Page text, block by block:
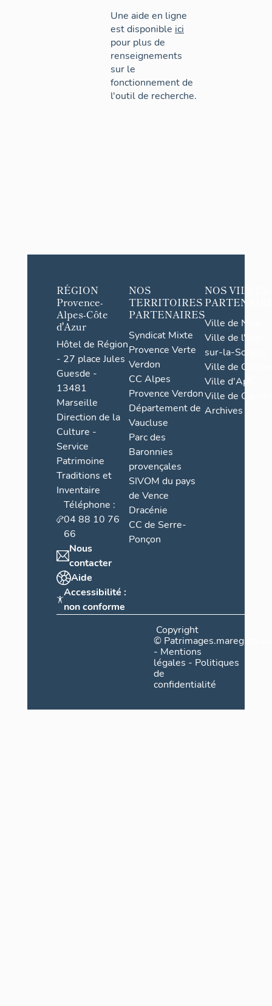
Une aide en ligne
est disponible ici
pour plus de
renseignements
sur le
fonctionnement de
l'outil de recherche.
RÉGION
Provence-
Alpes-Côte
d'Azur
Hôtel de Région
- 27 place Jules
Guesde -
13481
Marseille
Direction de la
Culture -
Service
Patrimoine
Traditions et
Inventaire
Téléphone :
04 88 10 76
66
Nous
contacter
Aide
Accessibilité :
non conforme
NOS
TERRITOIRES
PARTENAIRES
Syndicat Mixte
Provence Verte
Verdon
CC Alpes
Provence Verdon
Département de
Vaucluse
Parc des
Baronnies
provençales
SIVOM du pays
de Vence
Dracénie
CC de Serre-
Ponçon
NOS VILLES
Ville de Nice
Ville de l'Isle-
sur-la-Sorgue
Ville de Grasse
Ville d'Apt
Ville de
Archives
Copyright
©
- Mentions
légales - Politiques
de
confidentialité